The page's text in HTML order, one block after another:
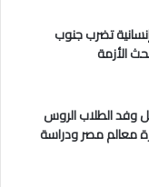
تضرب جنوب
الأزمة
وفد الطلاب الروس
معالم مصر ودراسة